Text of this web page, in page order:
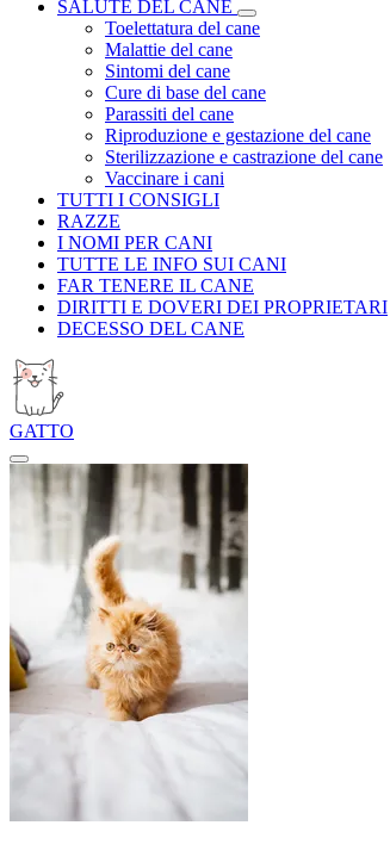
SALUTE DEL CANE
Toelettatura del cane
Malattie del cane
Sintomi del cane
Cure di base del cane
Parassiti del cane
Riproduzione e gestazione del cane
Sterilizzazione e castrazione del cane
Vaccinare i cani
TUTTI I CONSIGLI
RAZZE
I NOMI PER CANI
TUTTE LE INFO SUI CANI
FAR TENERE IL CANE
DIRITTI E DOVERI DEI PROPRIETARI
DECESSO DEL CANE
GATTO